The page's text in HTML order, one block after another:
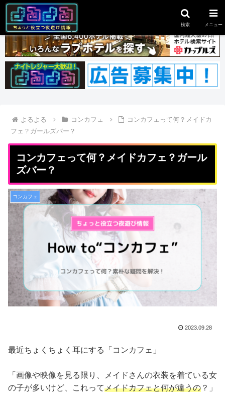
よるよる コンカフェ
コンカフェって何？メイドカ
フェ？ガールズバー？
コンカフェって何？メイドカフェ？ガール
ズバー？
コンカフェ
2023.09.28
最近ちょくちょく耳にする「コンカフェ」
「画像や映像を見る限り、メイドさんの衣装を着ている女
の子が多いけど、これってメイドカフェと何が違うの ？」
検索 メニュー